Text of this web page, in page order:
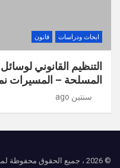
ابحاث ودراسات قانون
التنظيم القانوني
المسلحة – المسيرات
سنتين ago
© 2026 ، جميع الحقوق